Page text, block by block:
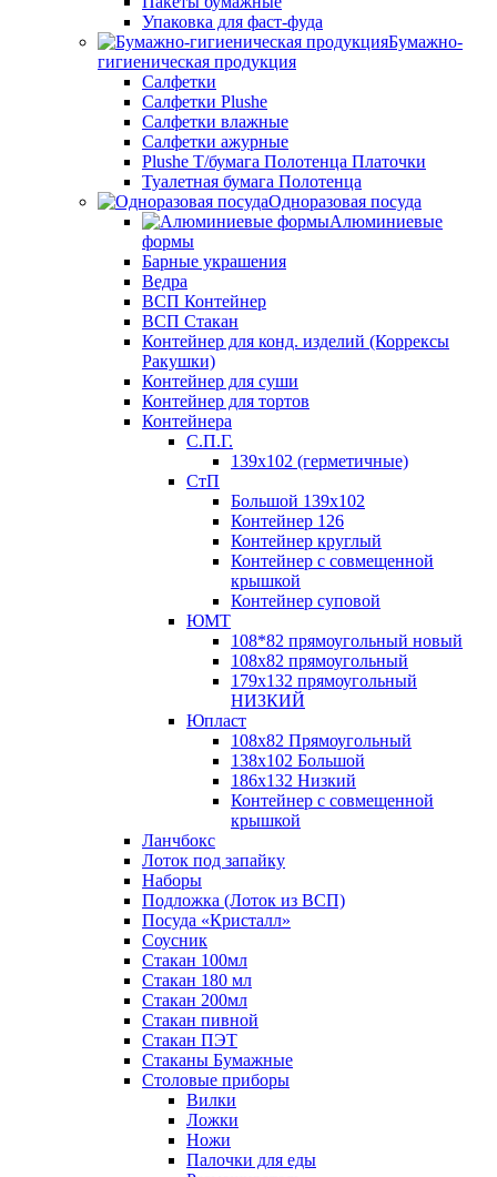
Упаковка для фаст-фуда
Бумажно-
гигиеническая продукция
Салфетки
Салфетки Plushe
Салфетки влажные
Салфетки ажурные
Plushe Т/бумага Полотенца Платочки
Туалетная бумага Полотенца
Одноразовая посуда
Алюминиевые
формы
Барные украшения
Ведра
ВСП Контейнер
ВСП Стакан
Контейнер для конд. изделий (Коррексы
Ракушки)
Контейнер для суши
Контейнер для тортов
Контейнера
С.П.Г.
139х102 (герметичные)
СтП
Большой 139х102
Контейнер 126
Контейнер круглый
Контейнер с совмещенной
крышкой
Контейнер суповой
ЮМТ
108*82 прямоугольный новый
108х82 прямоугольный
179х132 прямоугольный
НИЗКИЙ
Юпласт
108х82 Прямоугольный
138х102 Большой
186х132 Низкий
Контейнер с совмещенной
крышкой
Ланчбокс
Лоток под запайку
Наборы
Подложка (Лоток из ВСП)
Посуда «Кристалл»
Соусник
Стакан 100мл
Стакан 180 мл
Стакан 200мл
Стакан пивной
Стакан ПЭТ
Стаканы Бумажные
Столовые приборы
Вилки
Ложки
Ножи
Палочки для еды